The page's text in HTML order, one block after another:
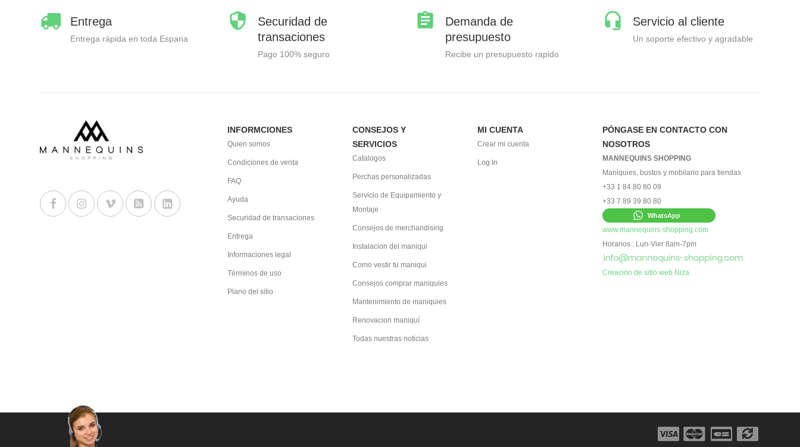
Entrega
Entrega rápida en toda Espana
Securidad de
transaciones
Pago 100% seguro
Demanda de
presupuesto
Recibe un presupuesto rapido
Servicio al cliente
Un soporte efectivo y agradable
INFORMCIONES
Quien somos
Condiciones de venta
FAQ
Ayuda
Securidad de transaciones
Entrega
Informaciones legal
Términos de uso
Plano del sitio
CONSEJOS Y
SERVICIOS
Catalogos
Perchas personalizadas
Servicio de Equipamiento y
Montaje
Consejos de merchandising
Instalacion del maniqui
Como vestir tu maniqui
Consejos comprar maniquies
Mantenimiento de maniquies
Renovacion maniquí
Todas nuestras noticias
MI CUENTA
Crear mi cuenta
Log In
PÓNGASE EN CONTACTO CON
NOSOTROS
MANNEQUINS SHOPPING
Maniquies, bustos y mobilario para tiendas
+33 1 84 80 80 09
+33 7 89 39 80 80
WhatsApp
www.mannequins-shopping.com
Horarios : Lun-Vier 8am-7pm
Creación de sitio web Niza